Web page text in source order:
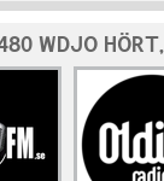
WDJO